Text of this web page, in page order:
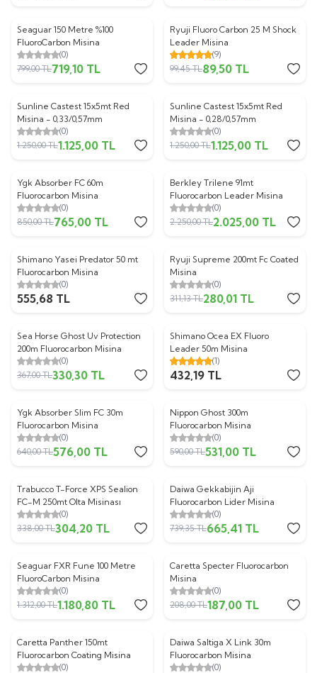
%10
Seaguar 150 Metre %100
FluoroCarbon Misina
(0)
799,00TL719,10 TL
%10
Ryuji Fluoro Carbon 25 M Shock
Leader Misina
(9)
99,45TL89,50 TL
%10
Sunline Castest 15x5mt Red
Misina - 0,33/0,57mm
(0)
1.250,00TL1.125,00 TL
%10
Sunline Castest 15x5mt Red
Misina - 0,28/0,57mm
(0)
1.250,00TL1.125,00 TL
%10
Ygk Absorber FC 60m
Fluorocarbon Misina
(0)
850,00TL765,00 TL
%10
Berkley Trilene 91mt
Fluorocarbon Leader Misina
(0)
2.250,00TL2.025,00 TL
Shimano Yasei Predator 50 mt
Fluorocarbon Misina
(0)
555,68 TL
%10
Ryuji Supreme 200mt Fc Coated
Misina
(0)
311,13TL280,01 TL
%10
Sea Horse Ghost Uv Protection
200m Fluorocarbon Misina
(0)
367,00TL330,30 TL
Shimano Ocea EX Fluoro
Leader 50m Misina
(1)
432,19 TL
%10
Ygk Absorber Slim FC 30m
Fluorocarbon Misina
(0)
640,00TL576,00 TL
%10
Nippon Ghost 300m
Fluorocarbon Misina
(0)
590,00TL531,00 TL
%10
Trabucco T-Force XPS Sealion
FC-M 250mt Olta Misinası
(0)
338,00TL304,20 TL
%10
Daiwa Gekkabijin Aji
Fluorocarbon Lider Misina
(0)
739,35TL665,41 TL
%10
Seaguar FXR Fune 100 Metre
FluoroCarbon Misina
(0)
1.312,00TL1.180,80 TL
%10
Caretta Specter Fluorocarbon
Misina
(0)
208,00TL187,00 TL
%10
Caretta Panther 150mt
Fluorocarbon Coating Misina
(0)
%10
Daiwa Saltiga X Link 30m
Fluorocarbon Misina
(0)